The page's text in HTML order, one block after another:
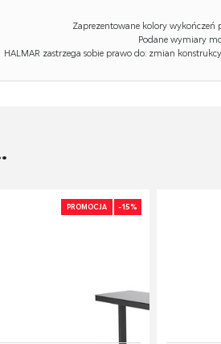
Zaprezentowane kolory wykończeń
Podane wymiary
HALMAR zastrzega sobie prawo do: zmian
PROMOCJA -15%